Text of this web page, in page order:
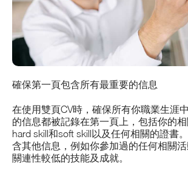
確保第一頁包含所有最重要的信息
在使用雙頁CV時，確保所有你職業生涯
的信息都被記錄在第一頁上，包括你的相
hard skill和soft skill以及任何相關的證書
含其他信息，例如你參加過的任何相關
關連性較低的技能及成就。